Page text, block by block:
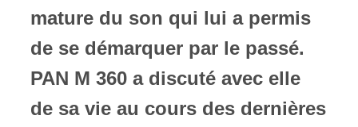
mature du son qui lui a permis
de se démarquer par le passé.
PAN M 360 a discuté avec elle
de sa vie au cours des dernières